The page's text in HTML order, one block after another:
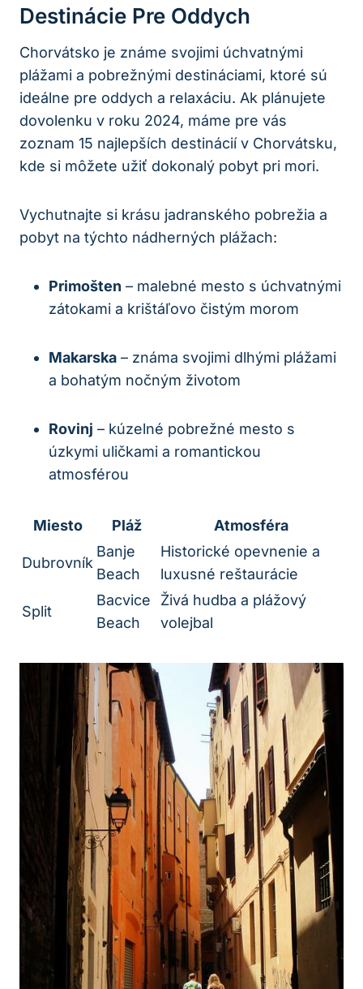
Destinácie Pre Oddych
Chorvátsko ⁢je známe svojimi úchvatnými
plážami a pobrežnými ​destináciami,‍ ktoré sú
ideálne pre⁢ oddych a relaxáciu. Ak plánujete⁣
dovolenku v roku 2024, máme⁢ pre vás
zoznam ​15 najlepších destinácií v Chorvátsku,
kde si môžete​ užiť dokonalý pobyt⁣ pri mori.
Vychutnajte si krásu jadranského pobrežia a
pobyt na týchto nádherných plážach:
Primošten – malebné mesto‍ s úchvatnými
zátokami a krištáľovo čistým morom
Makarska – známa svojimi dlhými⁢ plážami
a bohatým nočným životom
Rovinj – kúzelné pobrežné mesto s
úzkymi uličkami a romantickou
atmosférou
Miesto Pláž Atmosféra
Dubrovník
Banje
Beach
Historické opevnenie a
luxusné reštaurácie
Split
Bacvice
Beach
Živá hudba a ⁤plážový
volejbal